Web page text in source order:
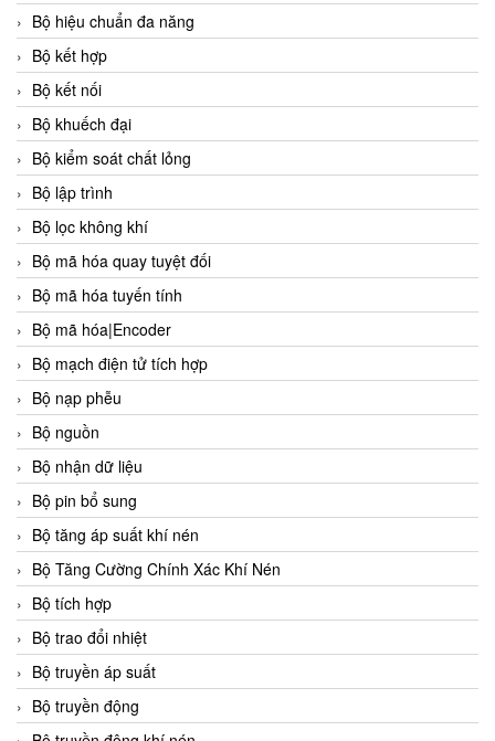
Bộ hiệu chuẩn đa năng
Bộ kết hợp
Bộ kết nối
Bộ khuếch đại
Bộ kiểm soát chất lỏng
Bộ lập trình
Bộ lọc không khí
Bộ mã hóa quay tuyệt đối
Bộ mã hóa tuyến tính
Bộ mã hóa|Encoder
Bộ mạch điện tử tích hợp
Bộ nạp phễu
Bộ nguồn
Bộ nhận dữ liệu
Bộ pin bổ sung
Bộ tăng áp suất khí nén
Bộ Tăng Cường Chính Xác Khí Nén
Bộ tích hợp
Bộ trao đổi nhiệt
Bộ truyền áp suất
Bộ truyền động